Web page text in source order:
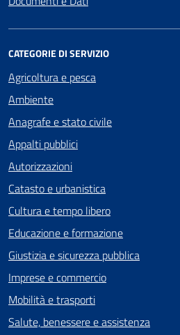
CATEGORIE DI SERVIZIO
Agricoltura e pesca
Ambiente
Anagrafe e stato civile
Appalti pubblici
Autorizzazioni
Catasto e urbanistica
Cultura e tempo libero
Educazione e formazione
Giustizia e sicurezza pubblica
Imprese e commercio
Mobilità e trasporti
Salute, benessere e assistenza